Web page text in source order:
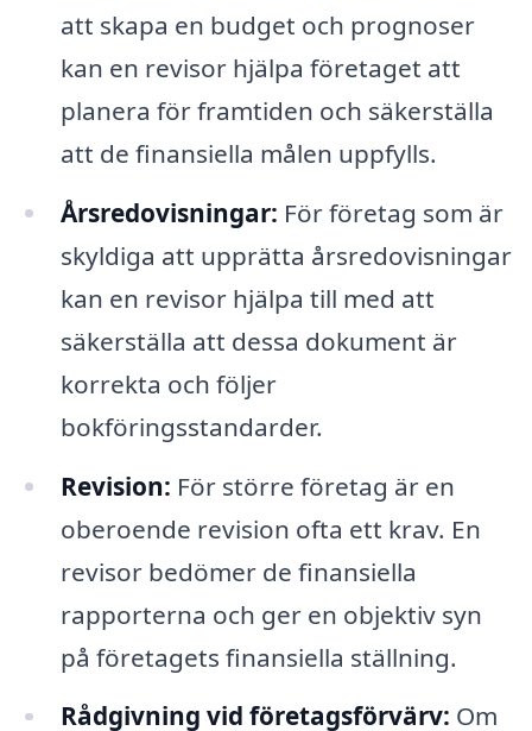
att skapa en budget och prognoser
kan en revisor hjälpa företaget att
planera för framtiden och säkerställa
att de finansiella målen uppfylls.
Årsredovisningar: För företag som är
skyldiga att upprätta årsredovisningar
kan en revisor hjälpa till med att
säkerställa att dessa dokument är
korrekta och följer
bokföringsstandarder.
Revision: För större företag är en
oberoende revision ofta ett krav. En
revisor bedömer de finansiella
rapporterna och ger en objektiv syn
på företagets finansiella ställning.
Rådgivning vid företagsförvärv: Om